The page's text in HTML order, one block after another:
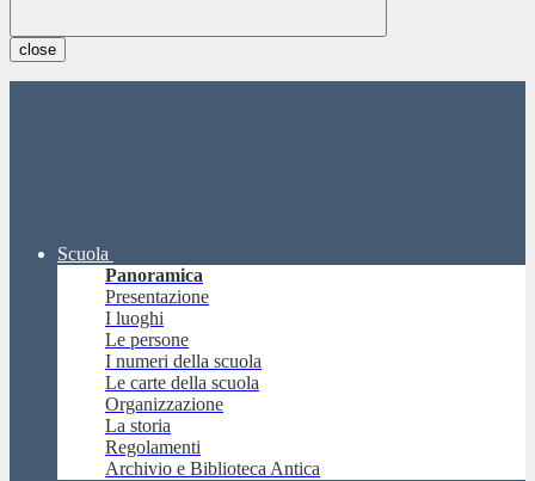
close
Scuola
Panoramica
Presentazione
I luoghi
Le persone
I numeri della scuola
Le carte della scuola
Organizzazione
La storia
Regolamenti
Archivio e Biblioteca Antica